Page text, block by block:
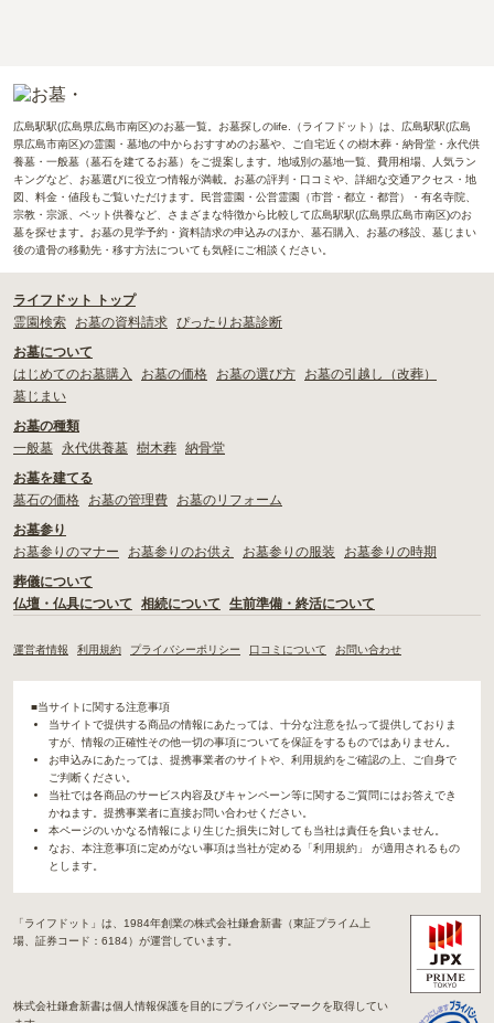
広島駅駅(広島県広島市南区)のお墓一覧。お墓探しのlife.（ライフドット）は、広島駅駅(広島
県広島市南区)の霊園・墓地の中からおすすめのお墓や、ご自宅近くの樹木葬・納骨堂・永代供
養墓・一般墓（墓石を建てるお墓）をご提案します。地域別の墓地一覧、費用相場、人気ラン
キングなど、お墓選びに役立つ情報が満載。お墓の評判・口コミや、詳細な交通アクセス・地
図、料金・値段もご覧いただけます。民営霊園・公営霊園（市営・都立・都営）・有名寺院、
宗教・宗派、ペット供養など、さまざまな特徴から比較して広島駅駅(広島県広島市南区)のお
墓を探せます。お墓の見学予約・資料請求の申込みのほか、墓石購入、お墓の移設、墓じまい
後の遺骨の移動先・移す方法についても気軽にご相談ください。
ライフドット トップ
霊園検索
お墓の資料請求 ぴったりお墓診断
お墓について
はじめてのお墓購入
お墓の価格 お墓の選び方
お墓の引越し（改葬）
墓じまい
お墓の種類
一般墓
永代供養墓 樹木葬 納骨堂
お墓を建てる
墓石の価格
お墓の管理費
お墓のリフォーム
お墓参り
お墓参りのマナー
お墓参りのお供え お墓参りの服装
お墓参りの時期
葬儀について
仏壇・仏具について
相続について 生前準備・終活について
運営者情報 利用規約 プライバシーポリシー 口コミについて お問い合わせ
■当サイトに関する注意事項
当サイトで提供する商品の情報にあたっては、十分な注意を払って提供しておりま
すが、情報の正確性その他一切の事項についてを保証をするものではありません。
お申込みにあたっては、提携事業者のサイトや、利用規約をご確認の上、ご自身で
ご判断ください。
当社では各商品のサービス内容及びキャンペーン等に関するご質問にはお答えでき
かねます。提携事業者に直接お問い合わせください。
本ページのいかなる情報により生じた損失に対しても当社は責任を負いません。
なお、本注意事項に定めがない事項は当社が定める「利用規約」 が適用されるもの
とします。
「ライフドット」は、1984年創業の株式会社鎌倉新書（東証プライム上
場、証券コード：6184）が運営しています。
株式会社鎌倉新書は個人情報保護を目的にプライバシーマークを取得してい